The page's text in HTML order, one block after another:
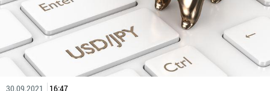
30.09.2021 16:47